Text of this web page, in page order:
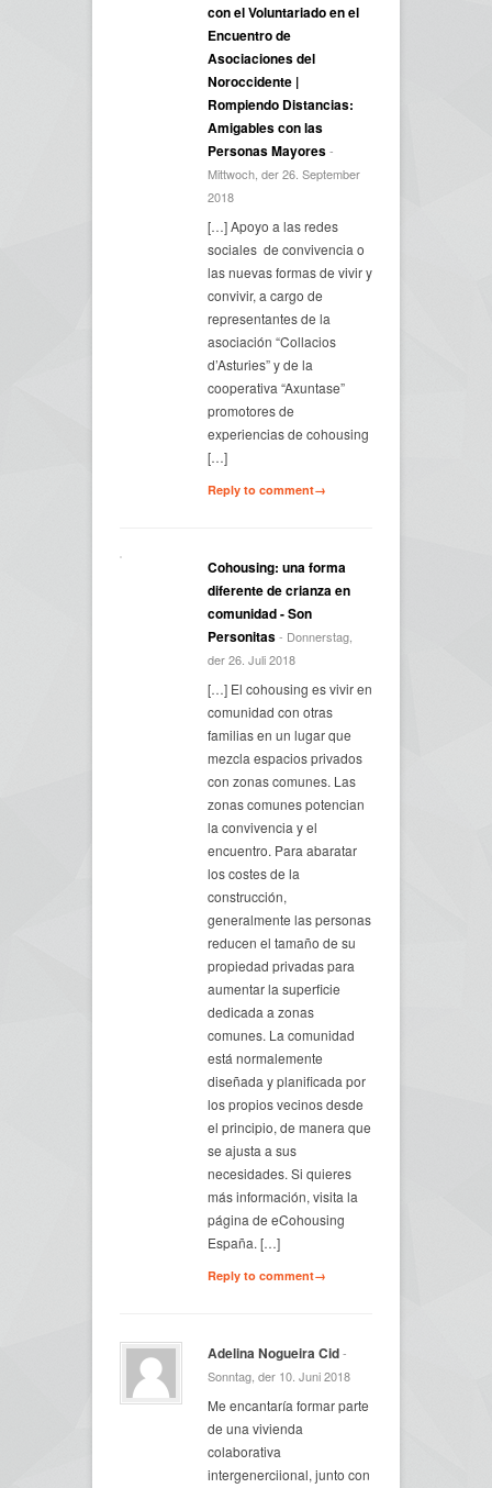
con el Voluntariado en el
Encuentro de
Asociaciones del
Noroccidente |
Rompiendo Distancias:
Amigables con las
Personas Mayores-
Mittwoch, der 26. September
2018
[…] Apoyo a las redes
sociales de convivencia o
las nuevas formas de vivir y
convivir, a cargo de
representantes de la
asociación “Collacios
d’Asturies” y de la
cooperativa “Axuntase”
promotores de
experiencias de cohousing
[…]
Reply to comment→
Cohousing: una forma
diferente de crianza en
comunidad - Son
Personitas- Donnerstag,
der 26. Juli 2018
[…] El cohousing es vivir en
comunidad con otras
familias en un lugar que
mezcla espacios privados
con zonas comunes. Las
zonas comunes potencian
la convivencia y el
encuentro. Para abaratar
los costes de la
construcción,
generalmente las personas
reducen el tamaño de su
propiedad privadas para
aumentar la superficie
dedicada a zonas
comunes. La comunidad
está normalemente
diseñada y planificada por
los propios vecinos desde
el principio, de manera que
se ajusta a sus
necesidades. Si quieres
más información, visita la
página de eCohousing
España. […]
Reply to comment→
Adelina Nogueira Cid-
Sonntag, der 10. Juni 2018
Me encantaría formar parte
de una vivienda
colaborativa
intergenerciional, junto con